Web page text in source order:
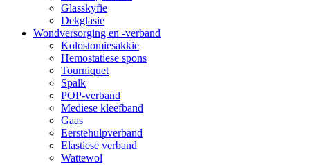
Glasskyfie
Dekglasie
Wondversorging en -verband
Kolostomiesakkie
Hemostatiese spons
Tourniquet
Spalk
POP-verband
Mediese kleefband
Gaas
Eerstehulpverband
Elastiese verband
Wattewol